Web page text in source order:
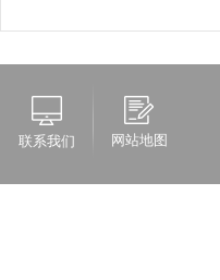
联系我们 网站地图